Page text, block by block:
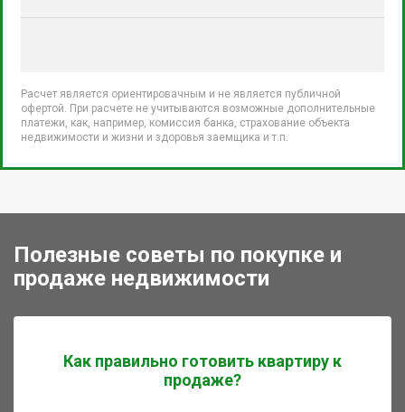
Расчет является ориентировачным и не является публичной
офертой. При расчете не учитываются возможные дополнительные
платежи, как, например, комиссия банка, страхование объекта
недвижимости и жизни и здоровья заемщика и т.п.
Полезные советы по покупке и
продаже недвижимости
Как правильно готовить квартиру к
продаже?